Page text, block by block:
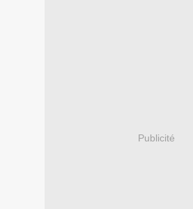
Publicité